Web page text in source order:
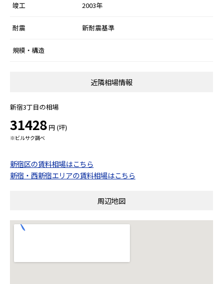
竣工 2003年
耐震 新耐震基準
規模・構造
近隣相場情報
新宿3丁目の相場
31428 円 (坪)
※ビルサク調べ
新宿区の賃料相場はこちら
新宿・西新宿エリアの賃料相場はこちら
周辺地図